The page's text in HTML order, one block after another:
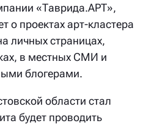
«Таврида.АРТ»,
о проектах арт-кластера
личных страницах,
в местных СМИ и
блогерами.
области стал
будет проводить